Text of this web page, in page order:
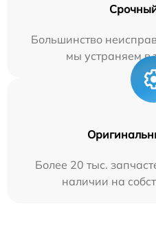
Большинство
мы устраняем в
Более 20 тыс.
наличии на